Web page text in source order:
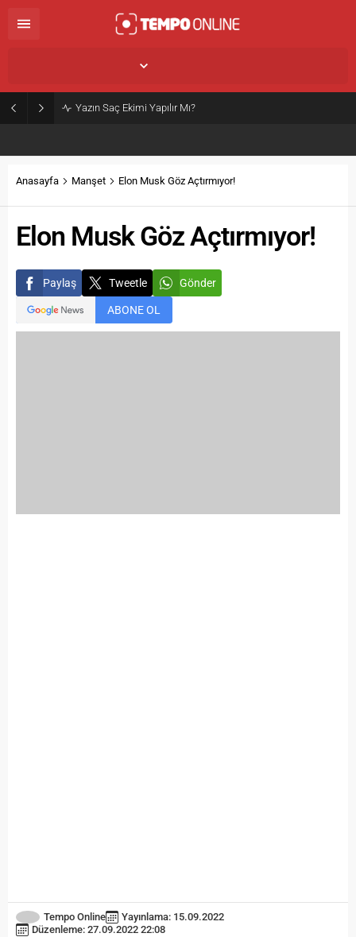
Yazın Saç Ekimi Yapılır Mı?
Anasayfa Manşet Elon Musk Göz Açtırmıyor!
Elon Musk Göz Açtırmıyor!
Paylaş Tweetle Gönder
ABONE OL
Tempo Online
Yayınlama: 15.09.2022
Düzenleme: 27.09.2022 22:08